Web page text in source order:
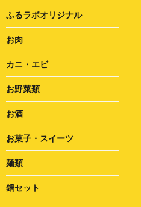
ふるラボオリジナル
お肉
カニ・エビ
お野菜類
お酒
お菓子・スイーツ
麺類
鍋セット